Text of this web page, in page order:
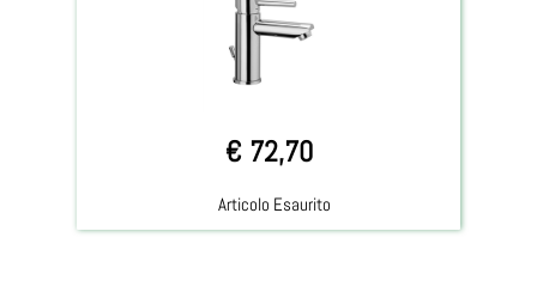
€ 72,70
Articolo Esaurito